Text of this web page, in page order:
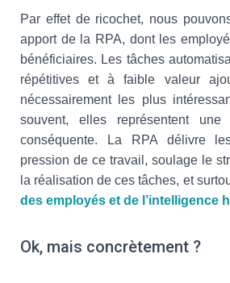
Par effet de ricochet, nous
apport de la RPA, dont les
bénéficiaires. Les tâches
répétitives et à faible valeur
nécessairement les plus
souvent, elles représentent une
conséquente. La RPA délivre
pression de ce travail, soulage le
la réalisation de ces tâches, et
des employés et de l’intelligence
Ok, mais concrètement ?